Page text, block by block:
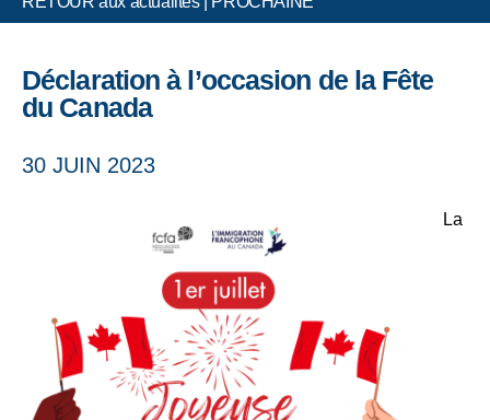
Déclaration à l’occasion de la Fête
du Canada
30 JUIN 2023
La